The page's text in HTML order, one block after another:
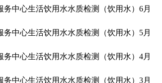
务中心生活饮用水水质检测（饮用水）6月
务中心生活饮用水水质检测（饮用水）5月
务中心生活饮用水水质检测（饮用水）4月
务中心生活饮用水水质检测（饮用水）3月